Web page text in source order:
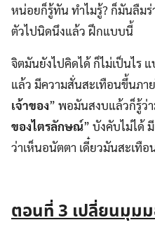
หน่อยก็รู้ทัน ทำไมรู้? ก็มันลืม
ตัวไปนิดนึงแล้ว ฝึกแบบนี้
จิตมันยังไปคิดได้ ก็ไม่เป็นไร แ
แล้ว มีความสั่นสะเทือนขึ้นภา
เจ้าของ” พอมันสงบแล้วก็รู้ว่
ของไตรลักษณ์” บังคับไม่ได้
ว่าเห็นอนัตตา เดี๋ยวมันสะเทื
ตอนที่3เปลี่ยนมุม